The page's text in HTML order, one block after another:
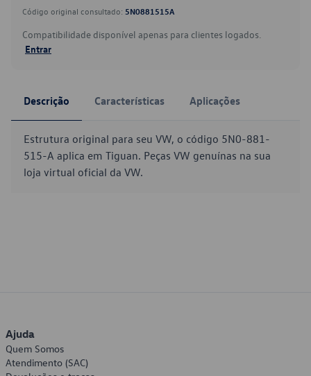
Código original consultado: 5N0881515A
Compatibilidade disponível apenas para clientes logados.
Entrar
Descrição Características Aplicações
Estrutura original para seu VW, o código 5N0-881-
515-A aplica em Tiguan. Peças VW genuínas na sua
loja virtual oficial da VW.
Ajuda
Quem Somos
Atendimento (SAC)